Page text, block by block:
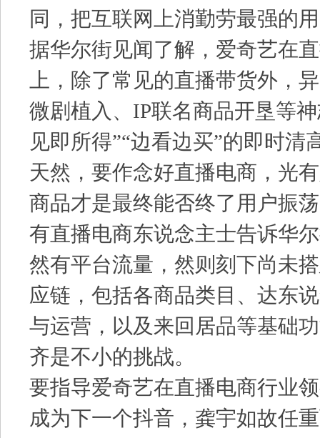
同，把互联网上消勤劳最强的
据华尔街见闻了解，爱奇艺在
上，除了常见的直播带货外，
微剧植入、IP联名商品开垦等
见即所得”“边看边买”的即时清
天然，要作念好直播电商，光
商品才是最终能否终了用户振
有直播电商东说念主士告诉华
然有平台流量，然则刻下尚未
应链，包括各商品类目、达东
与运营，以及来回居品等基础
齐是不小的挑战。
要指导爱奇艺在直播电商行业
成为下一个抖音，龚宇如故任